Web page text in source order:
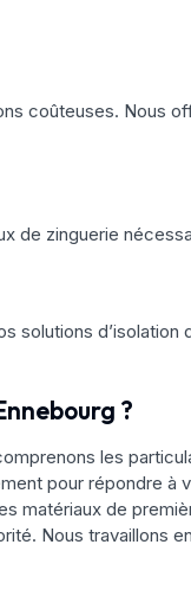
coûteuses. Nous
de zinguerie
solutions
?
les
pour répondre à
matériaux de
Nous travaillons